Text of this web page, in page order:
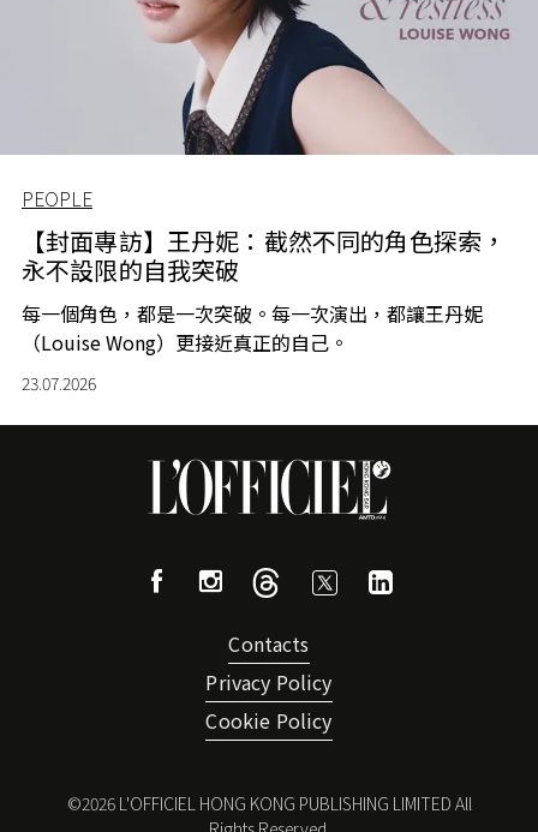
PEOPLE
【封面專訪】王丹妮：截然不同的角色探索，
永不設限的自我突破
每一個角色，都是一次突破。每一次演出，都讓王丹妮
（Louise Wong）更接近真正的自己。
23.07.2026
Contacts
Privacy Policy
Cookie Policy
©2026L'OFFICIEL HONG KONG PUBLISHING LIMITED All